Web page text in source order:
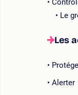
Le
Les
Alerter